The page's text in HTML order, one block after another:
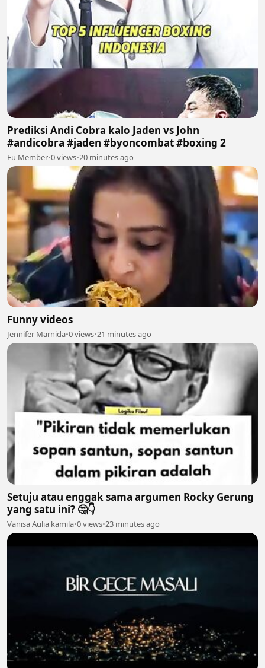
Prediksi Andi Cobra kalo Jaden vs John
#andicobra #jaden #byoncombat #boxing 2
Fu Member•0 views•20 minutes ago
Funny videos
Jennifer Marnida•0 views•21 minutes ago
Setuju atau enggak sama argumen Rocky Gerung
yang satu ini? 🤔👇
Vanisa Aulia kamila•0 views•23 minutes ago